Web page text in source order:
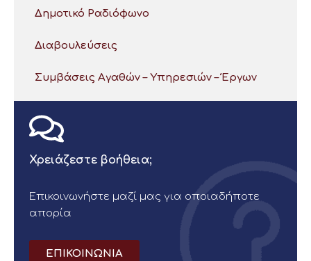
Δημοτικό Ραδιόφωνο
Διαβουλεύσεις
Συμβάσεις Αγαθών – Υπηρεσιών – Έργων
Χρειάζεστε βοήθεια;
Επικοινωνήστε μαζί μας για οποιαδήποτε
απορία
ΕΠΙΚΟΙΝΩΝΙΑ